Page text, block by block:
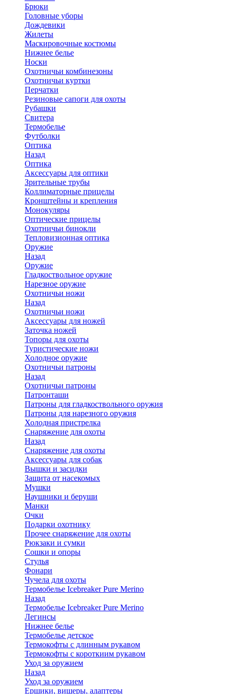
Брюки
Головные уборы
Дождевики
Жилеты
Маскировочные костюмы
Нижнее белье
Носки
Охотничьи комбинезоны
Охотничьи куртки
Перчатки
Резиновые сапоги для охоты
Рубашки
Свитера
Термобелье
Футболки
Оптика
Назад
Оптика
Аксессуары для оптики
Зрительные трубы
Коллиматорные прицелы
Кронштейны и крепления
Монокуляры
Оптические прицелы
Охотничьи бинокли
Тепловизионная оптика
Оружие
Назад
Оружие
Гладкоствольное оружие
Нарезное оружие
Охотничьи ножи
Назад
Охотничьи ножи
Аксессуары для ножей
Заточка ножей
Топоры для охоты
Туристические ножи
Холодное оружие
Охотничьи патроны
Назад
Охотничьи патроны
Патронташи
Патроны для гладкоствольного оружия
Патроны для нарезного оружия
Холодная пристрелка
Снаряжение для охоты
Назад
Снаряжение для охоты
Аксессуары для собак
Вышки и засидки
Защита от насекомых
Мушки
Наушники и беруши
Манки
Очки
Подарки охотнику
Прочее снаряжение для охоты
Рюкзаки и сумки
Сошки и опоры
Стулья
Фонари
Чучела для охоты
Термобелье Icebreaker Pure Merino
Назад
Термобелье Icebreaker Pure Merino
Легинсы
Нижнее белье
Термобелье детское
Термокофты с длинным рукавом
Термокофты с короткиим рукавом
Уход за оружием
Назад
Уход за оружием
Ершики, вишеры, адаптеры